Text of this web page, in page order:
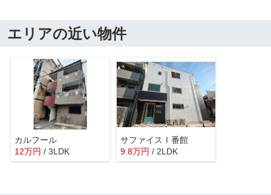
エリアの近い物件
カルフール
12万円 / 3LDK
サファイスⅠ番館
9.8万円 / 2LDK